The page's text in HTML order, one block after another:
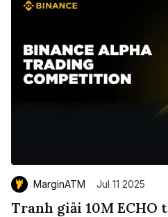
MarginATM Jul 11 2025
Tranh giải 10M ECHO